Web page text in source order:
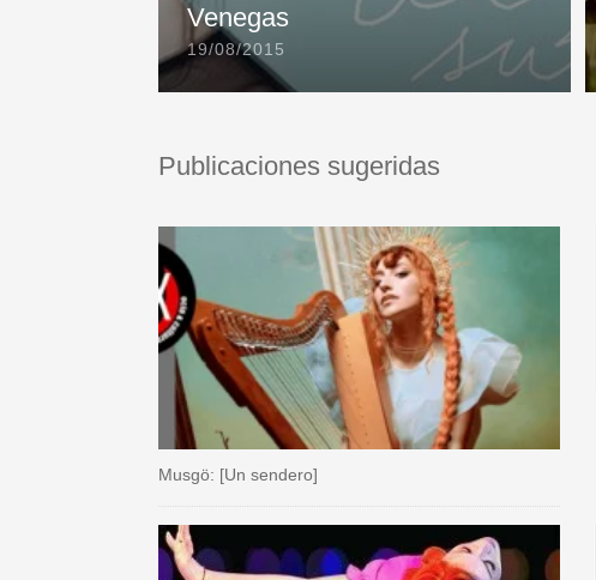
Venegas
19/08/2015
Publicaciones sugeridas
Musgö: [Un sendero]